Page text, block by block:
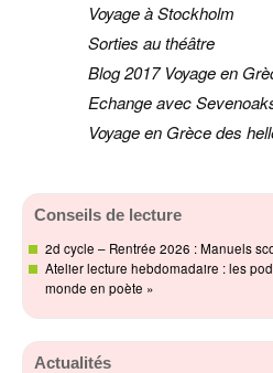
Voyage à Stockholm
Sorties au théâtre
Blog 2017 Voyage en
Echange avec
Voyage en Grèce des
Conseils de lecture
2d cycle – Rentrée 2026 : Manuels
Atelier lecture hebdomadaire : les
monde en poète »
Actualités